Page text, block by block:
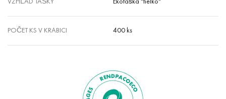
VZHĽAD TAŠKY Ekotaška "tielko"
POČET KS V KRABICI 400 ks